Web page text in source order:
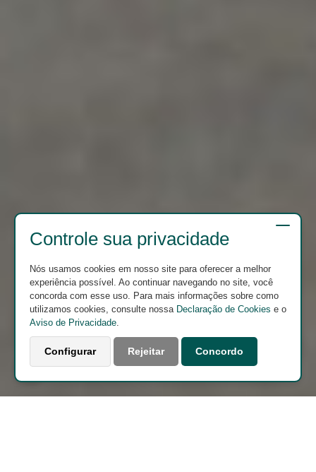
Controle sua privacidade
Nós usamos cookies em nosso site para oferecer a melhor
experiência possível. Ao continuar navegando no site, você
concorda com esse uso. Para mais informações sobre como
utilizamos cookies, consulte nossa Declaração de Cookies e o
Aviso de Privacidade.
Configurar Rejeitar Concordo